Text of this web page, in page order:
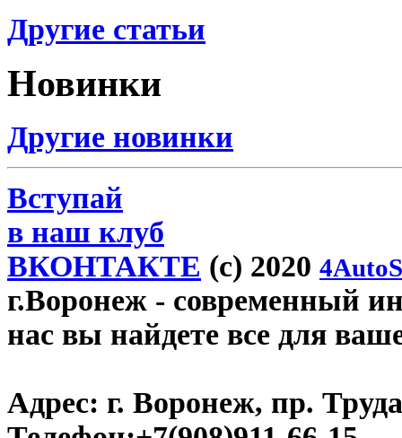
Другие статьи
Новинки
Другие новинки
Вступай
в наш клуб
ВКОНТАКТЕ (c) 2020
г.Воронеж - современный
нас вы найдете все для
Адрес: г. Воронеж, пр.